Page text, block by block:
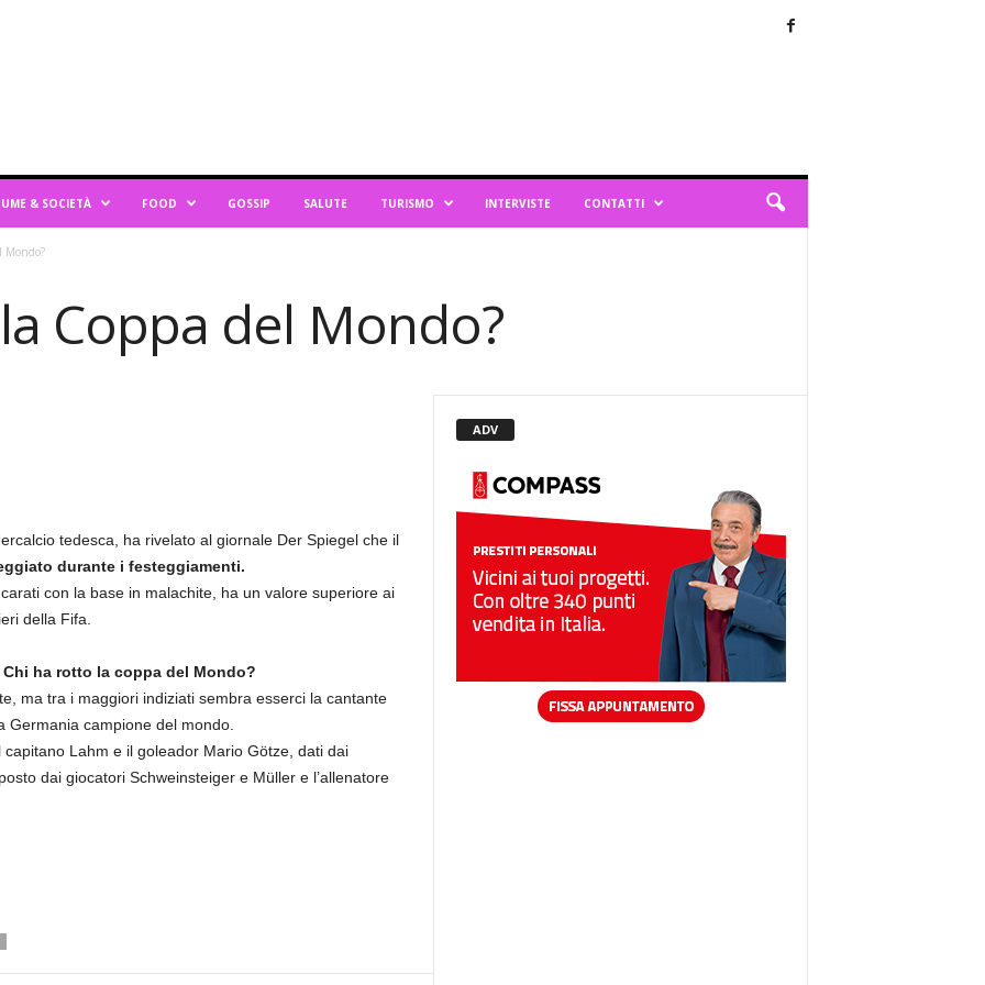
& SOCIETÀ FOOD GOSSIP SALUTE TURISMO INTERVISTE CONTATTI
Mondo?
Coppa del Mondo?
tedesca, ha rivelato al giornale Der Spiegel che il
durante i festeggiamenti.
con la base in malachite, ha un valore superiore ai
della Fifa.
Chi ha rotto la coppa del Mondo?
ma tra i maggiori indiziati sembra esserci la cantante
campione del mondo.
Lahm e il goleador Mario Götze, dati dai
dai giocatori Schweinsteiger e Müller e l’allenatore
ADV